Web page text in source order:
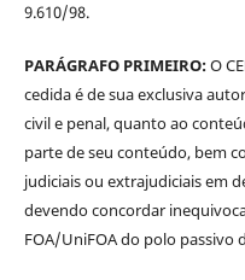
9.610/98.
PARÁGRAFO PRIMEIRO:O
cedida é de sua exclusiva
civil e penal, quanto ao
parte de seu conteúdo, bem
judiciais ou extrajudiciais em
devendo concordar
FOA/UniFOA do polo passivo